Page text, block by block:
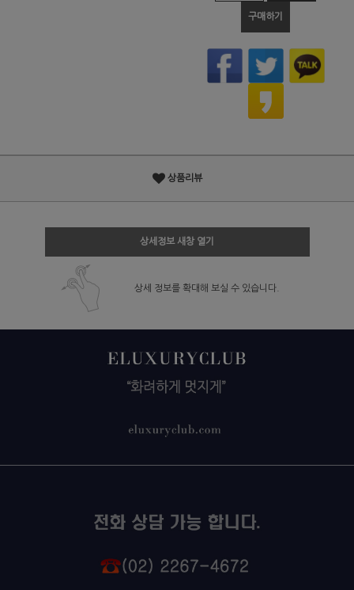
구매하기
상품리뷰
상세정보 새창 열기
상세 정보를 확대해 보실 수 있습니다.